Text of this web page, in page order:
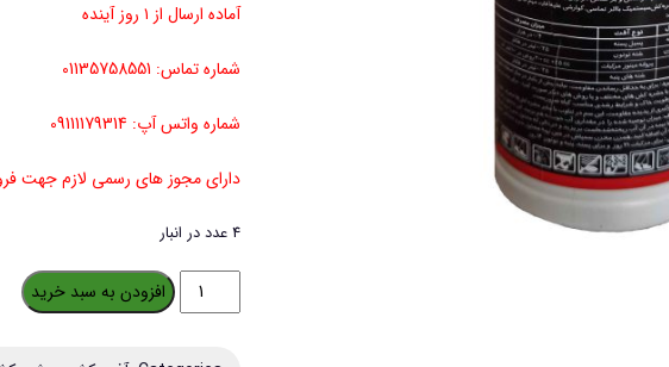
آماده ارسال از ۱ روز آینده
شماره تماس: 01135758551
شماره واتس آپ: 09111179314
دارای مجوز های رسمی لازم جهت
4 عدد در انبار
افزودن به سبد خرید